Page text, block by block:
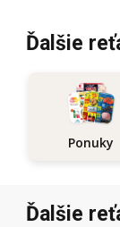
Ďalšie
Ponuky
Ďalšie